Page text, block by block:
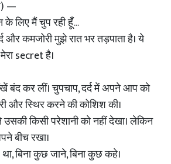
—
लिए मैं चुप रही हूँ…
और कमजोरी मुझे रात भर तड़पाता है। ये
मेरा secret है।
कर लीं। चुपचाप, दर्द में अपने आप को
और स्थिर करने की कोशिश की।
किसी परेशानी को नहीं देखा। लेकिन
बीच रखा।
बिना कुछ जाने, बिना कुछ कहे।